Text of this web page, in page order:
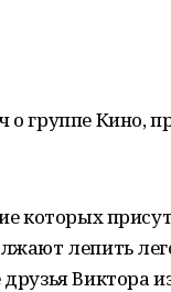
группе Кино,
которых
лепить
Виктора